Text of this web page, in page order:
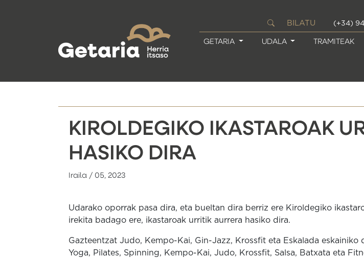
BILATU (+34)
GETARIA UDALA TRAMITEAK
KIROLDEGIKO IKASTAROAK
HASIKO DIRA
Iraila / 05, 2023
Udarako oporrak pasa dira, eta bueltan dira berriz ere Kiroldegiko
irekita badago ere, ikastaroak urritik aurrera hasiko dira.
Gazteentzat Judo, Kempo-Kai, Gin-Jazz, Krossfit eta Eskalada eskainiko
Yoga, Pilates, Spinning, Kempo-Kai, Judo, Krossfit, Salsa, Batxata eta